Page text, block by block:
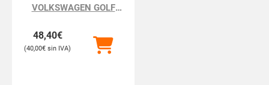
VOLKSWAGEN GOLF
48,40€
40,00€